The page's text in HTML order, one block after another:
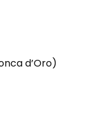
d’Oro)